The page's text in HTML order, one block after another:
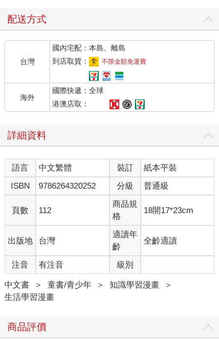
配送方式
台灣
國內宅配：本島、離島
到店取貨：
不限金額免運費
海外
國際快遞：全球
港澳店取：
詳細資料
語言 中文繁體 裝訂
紙本平裝
ISBN
9786264320252 分級 普通級
頁數 112
商品規
格
18開17*23cm
出版地 台灣
適讀年
齡
全齡適讀
注音 有注音 級別
中文書 ＞ 童書/青少年 ＞ 知識學習漫畫
＞
生活學習漫畫
商品評價